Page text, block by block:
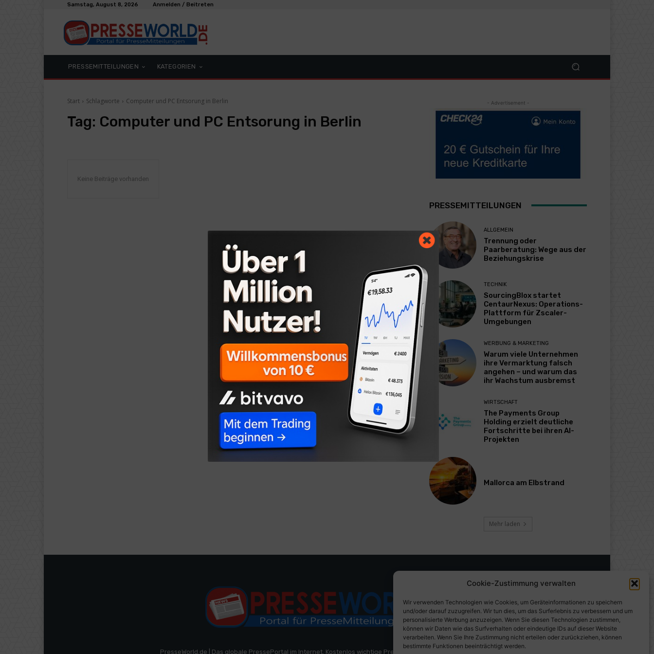
Cookie-Zustimmung verwalten
Wir verwenden Technologien wie Cookies, um Geräteinformationen zu speichern
und/oder darauf zuzugreifen. Wir tun dies, um das Surferlebnis zu verbessern und um
personalisierte Werbung anzuzeigen. Wenn Sie diesen Technologien zustimmen,
können wir Daten wie das Surfverhalten oder eindeutige IDs auf dieser Website
verarbeiten. Wenn Sie Ihre Zustimmung nicht erteilen oder zurückziehen, können
bestimmte Funktionen beeinträchtigt werden.
Samstag, August 8, 2026 Anmelden / Beitreten
PRESSEMITTEILUNGEN KATEGORIEN
Start Schlagworte Computer und PC Entsorung in Berlin
Tag: Computer und PC Entsorung in Berlin
Keine Beiträge vorhanden
- Advertisement -
PRESSEMITTEILUNGEN
ALLGEMEIN
Trennung oder
Paarberatung: Wege aus der
Beziehungskrise
TECHNIK
SourcingBlox startet
CentaurNexus: Operations-
Plattform für Zscaler-
Umgebungen
WERBUNG & MARKETING
Warum viele Unternehmen
ihre Vermarktung falsch
angehen – und warum das
ihr Wachstum ausbremst
WIRTSCHAFT
The Payments Group
Holding erzielt deutliche
Fortschritte bei ihren AI-
Projekten
Mallorca am Elbstrand
Mehr laden
PresseWorld.de | Das globale PressePortal im Internet. Kostenlos wichtige PresseMitteilungen auf PresseWorld